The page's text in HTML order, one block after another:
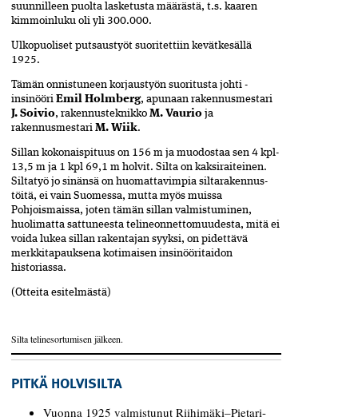
suunnilleen puolta lasketusta määrästä, t.s. kaaren
kimmoin­luku oli yli 300.000.
Ulkopuoliset putsaustyöt suoritettiin kevätkesällä
1925.
Tämän onnistuneen korjaustyön suoritusta johti ­
insinööri Emil Holmberg, apunaan rakennusmestari­ ­
J. Soi­vio,­ rakennusteknikko M. Vaurio ja
rakennusmes­­tari M. Wiik.
Sillan kokonaispituus on 156 m ja muodostaa sen ­4 kpl­
13,5 m ja 1 kpl 69,1 m holvit. Silta on kaksiraiteinen.
Silta­työ jo sinänsä on huomattavimpia siltarakennus­
töitä, ei vain Suomessa, mutta myös muissa
Pohjoismaissa, joten­ tämän sillan valmistuminen,
huolimatta sattuneesta ­telineonnettomuudesta, mitä ei
voida lukea sillan rakentajan syyksi, on pidettävä
merkkitapauksena kotimaisen insinööritaidon
historiassa.
(Otteita esitelmästä)
Silta telinesortumisen jälkeen.
PITKÄ HOLVISILTA
Vuonna 1925 valmistunut Riihimäki–Pietari-